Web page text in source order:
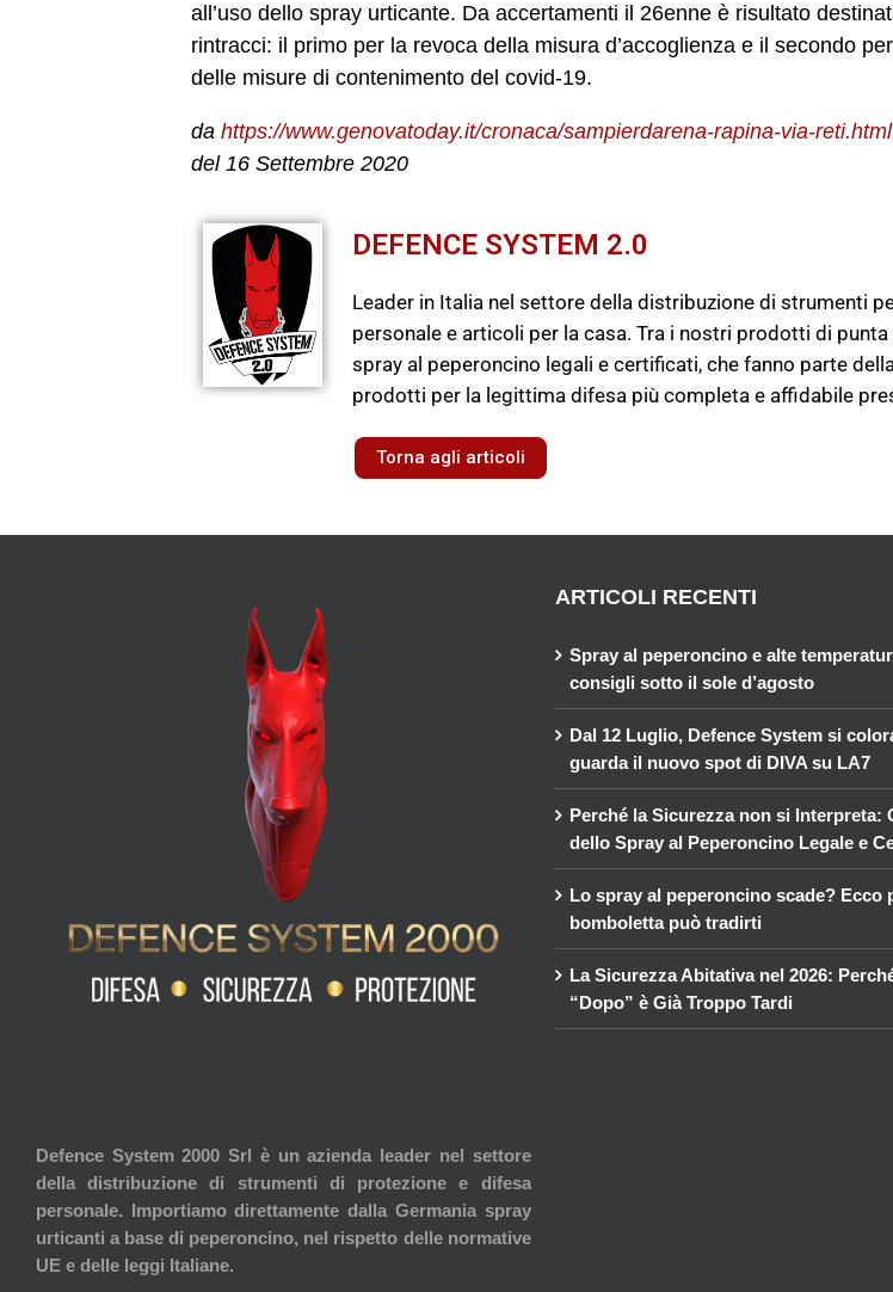
all’uso dello spray urticante. Da accertamenti il 26enne è risultato
rintracci: il primo per la revoca della misura d’accoglienza e il secondo
delle misure di contenimento del covid-19.
da https://www.genovatoday.it/cronaca/sampierdarena-rapina-via-reti.html
del 16 Settembre 2020
DEFENCE SYSTEM 2.0
Leader in Italia nel settore della distribuzione di strumenti
personale e articoli per la casa. Tra i nostri prodotti di
spray al peperoncino legali e certificati, che fanno parte
prodotti per la legittima difesa più completa e affidabile
Torna agli articoli
Defence System 2000 Srl è un azienda leader nel settore
della distribuzione di strumenti di protezione e difesa
personale. Importiamo direttamente dalla Germania spray
urticanti a base di peperoncino, nel rispetto delle normative
UE e delle leggi Italiane.
ARTICOLI RECENTI
Spray al peperoncino e alte
consigli sotto il sole d’agosto
Dal 12 Luglio, Defence System si
guarda il nuovo spot di DIVA su LA7
Perché la Sicurezza non si Interpreta:
dello Spray al Peperoncino Legale e
Lo spray al peperoncino scade? Ecco
bomboletta può tradirti
La Sicurezza Abitativa nel 2026:
“Dopo” è Già Troppo Tardi